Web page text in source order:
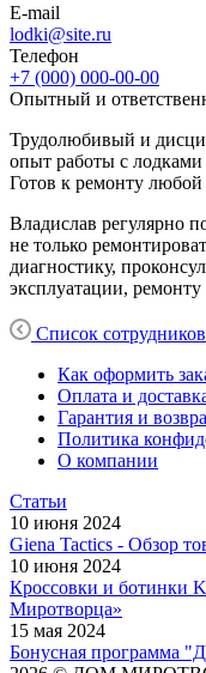
E-mail
lodki@site.ru
Телефон
+7 (000) 000-00-00
Опытный и
Трудолюбивый и
опыт работы с
Готов к ремонту
Владислав регулярно
не только
диагностику,
эксплуатации,
Список сотрудников
Как оформить
Оплата и
Гарантия и
Политика
О компании
Статьи
10 июня 2024
Giena Tactics - Обзор
10 июня 2024
Кроссовки и ботинки
Миротворца»
15 мая 2024
Бонусная программа